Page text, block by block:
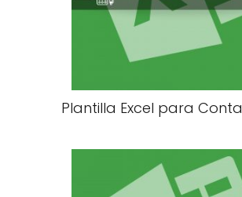
Plantilla Excel para